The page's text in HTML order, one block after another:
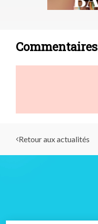
Commentaires
Retour aux actualités